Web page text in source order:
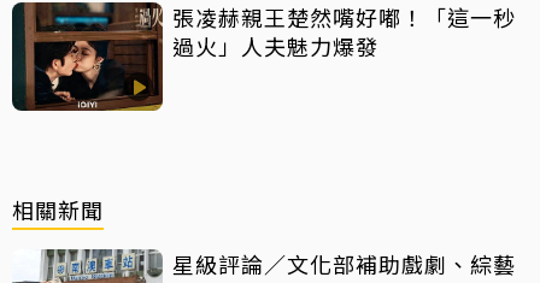
張凌赫親王楚然嘴好嘟！「這一秒
過火」人夫魅力爆發
相關新聞
星級評論／文化部補助戲劇、綜藝